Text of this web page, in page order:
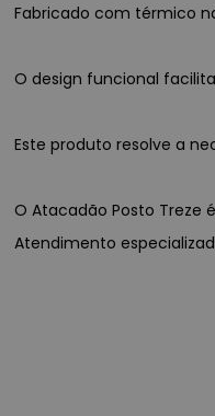
Fabricado com térmico
O design funcional
Este produto resolve a
O Atacadão Posto Treze é
Atendimento